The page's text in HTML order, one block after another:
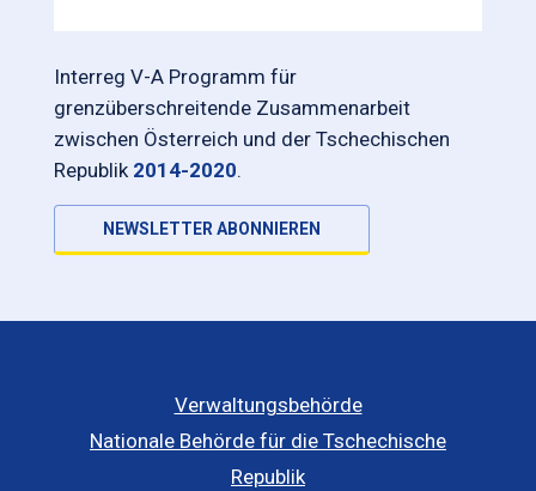
Interreg V-A Programm für
grenzüberschreitende Zusammenarbeit
zwischen Österreich und der Tschechischen
Republik 2014-2020.
NEWSLETTER ABONNIEREN
Verwaltungsbehörde
Nationale Behörde für die Tschechische
Republik